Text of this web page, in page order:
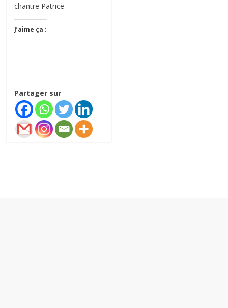
chantre Patrice
J’aime ça :
Partager sur